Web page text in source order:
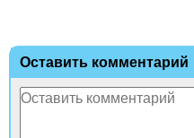
Оставить комментарий